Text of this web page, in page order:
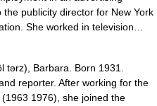
publicity director for New York
She worked in television…
tərz), Barbara. Born 1931.
reporter. After working for the
1976), she joined the